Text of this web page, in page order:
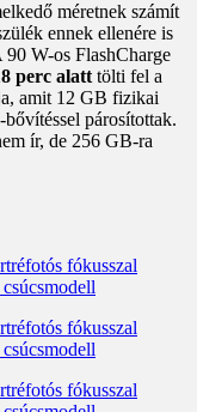
méretnek számít
ennek ellenére is
W-os FlashCharge
perc alatttölti fel a
amit 12 GB fizikai
párosítottak.
ír, de 256 GB-ra